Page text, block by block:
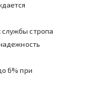
службы стропа
6% при